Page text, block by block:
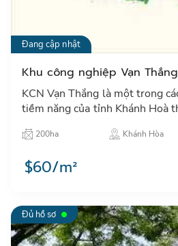
Đang cập nhật
Khu công nghiệp Vạn
KCN Vạn Thắng là một trong
tiềm năng của tỉnh Khánh Hoà
thu hút các nhà đầu tư trong
các NĐT Nhật…
200ha Khánh Hòa
$60/m²
Đủ hồ sơ